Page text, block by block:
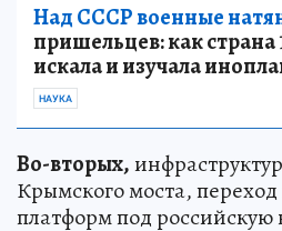
Над СССР военные
пришельцев: как страна
искала и изучала
НАУКА
Во-вторых,
Крымского моста,
платформ под